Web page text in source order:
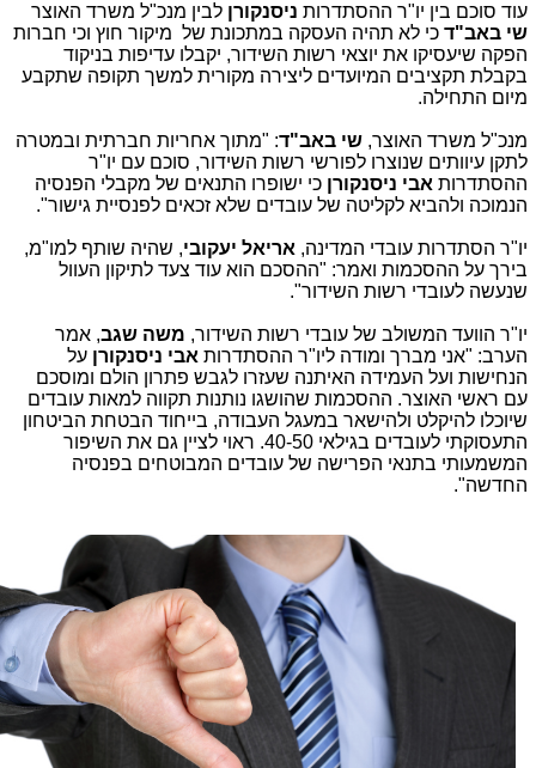
עוד סוכם בין יו"ר ההסתדרות ניסנקורן לבין מנכ"ל משרד האוצר
שי באב"דכי לא תהיה העסקה במתכונת של מיקור חוץ וכי חברות
הפקה שיעסיקו את יוצאי רשות השידור, יקבלו עדיפות בניקוד
בקבלת תקציבים המיועדים ליצירה מקורית למשך תקופה שתקבע
מיום התחילה.
מנכ"ל משרד האוצר, שי באב"ד: "מתוך אחריות חברתית ובמטרה
לתקן עיוותים שנוצרו לפורשי רשות השידור, סוכם עם יו"ר
ההסתדרות אבי ניסנקורן כי ישופרו התנאים של מקבלי הפנסיה
הנמוכה ולהביא לקליטה של עובדים שלא זכאים לפנסיית גישור".
יו"ר הסתדרות עובדי המדינה, אריאל יעקובי, שהיה שותף למו"מ,
בירך על ההסכמות ואמר: "ההסכם הוא עוד צעד לתיקון העוול
שנעשה לעובדי רשות השידור".
יו"ר הוועד המשולב של עובדי רשות השידור, משה שגב, אמר
הערב: "אני מברך ומודה ליו"ר ההסתדרות אבי ניסנקורן על
הנחישות ועל העמידה האיתנה שעזרו לגבש פתרון הולם ומוסכם
עם ראשי האוצר. ההסכמות שהושגו נותנות תקווה למאות עובדים
שיוכלו להיקלט ולהישאר במעגל העבודה, בייחוד הבטחת הביטחון
התעסוקתי לעובדים בגילאי 40-50. ראוי לציין גם את השיפור
המשמעותי בתנאי הפרישה של עובדים המבוטחים בפנסיה
החדשה".